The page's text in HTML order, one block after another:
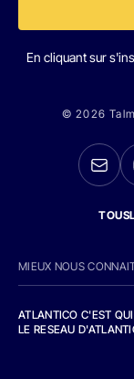
En cliquant sur
© 2026
MIEUX NOUS
ATLANTICO C'EST
LE RESEAU